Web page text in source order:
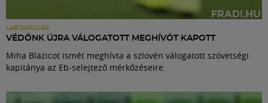
LABDARÚGÁS
VÉDŐNK ÚJRA VÁLOGATOTT MEGHÍVÓT KAPOTT
Miha Blazicot ismét meghívta a szlovén válogatott szövetségi
kapitánya az Eb-selejtező mérkőzéseire.